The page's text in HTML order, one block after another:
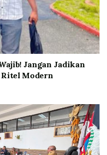
Jangan Jadikan
Ritel Modern